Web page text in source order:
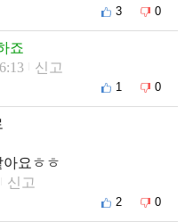
3 0
죠
신고
1 0
요ㅎㅎ
신고
2 0